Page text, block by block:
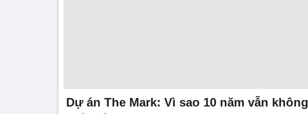
Dự án The Mark: Vì sao 10 năm vẫn không